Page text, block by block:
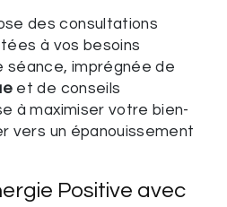
des consultations
à vos besoins
séance, imprégnée de
et de conseils
à maximiser votre bien-
vers un épanouissement
Positive avec